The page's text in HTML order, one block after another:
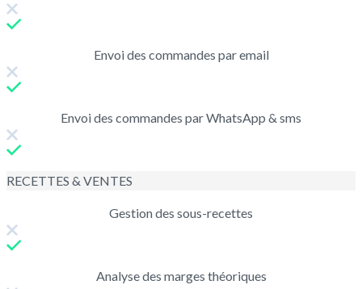
Envoi des commandes par email
Envoi des commandes par WhatsApp & sms
RECETTES & VENTES
Gestion des sous-recettes
Analyse des marges théoriques